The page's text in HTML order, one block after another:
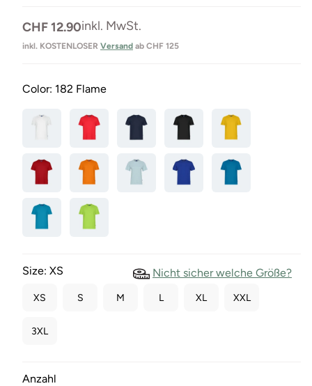
Normaler
Preis
CHF 12.90inkl. MwSt.
inkl. KOSTENLOSER Versand ab CHF 125
Color: 182 Flame
Size: XS Nicht sicher welche Größe?
XS S M L XL XXL
3XL
Anzahl